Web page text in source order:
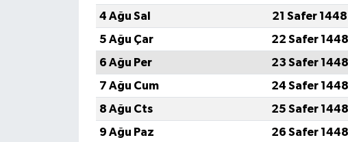
4 Ağu Sal
21 Safer 1448
5 Ağu Çar
22 Safer 1448
6 Ağu Per
23 Safer 1448
7 Ağu Cum
24 Safer 1448
8 Ağu Cts
25 Safer 1448
9 Ağu Paz
26 Safer 1448